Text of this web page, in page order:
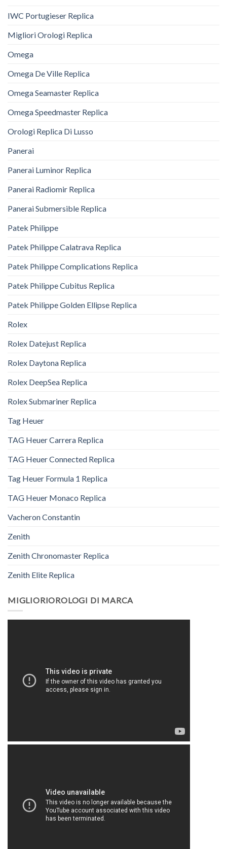
IWC Portugieser Replica
Migliori Orologi Replica
Omega
Omega De Ville Replica
Omega Seamaster Replica
Omega Speedmaster Replica
Orologi Replica Di Lusso
Panerai
Panerai Luminor Replica
Panerai Radiomir Replica
Panerai Submersible Replica
Patek Philippe
Patek Philippe Calatrava Replica
Patek Philippe Complications Replica
Patek Philippe Cubitus Replica
Patek Philippe Golden Ellipse Replica
Rolex
Rolex Datejust Replica
Rolex Daytona Replica
Rolex DeepSea Replica
Rolex Submariner Replica
Tag Heuer
TAG Heuer Carrera Replica
TAG Heuer Connected Replica
Tag Heuer Formula 1 Replica
TAG Heuer Monaco Replica
Vacheron Constantin
Zenith
Zenith Chronomaster Replica
Zenith Elite Replica
MIGLIORIOROLOGI DI MARCA